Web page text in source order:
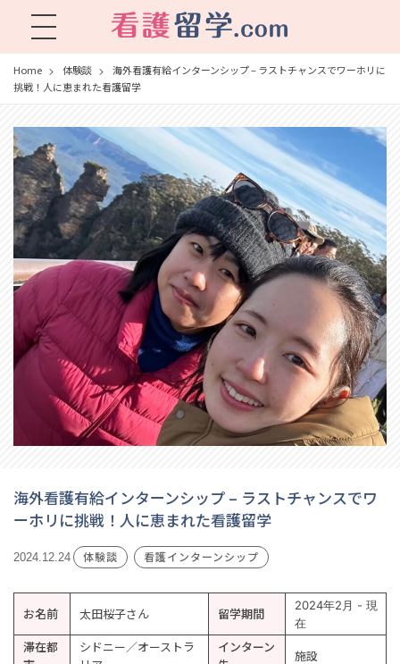
看護留学.com
World Avenueは海外就職、 永住を目指す看護留学をサポートします !
Home 体験談
海外看護有給インターンシップ – ラストチャンスでワーホリに
挑戦！人に恵まれた看護留学
海外看護有給インターンシップ – ラストチャンスでワ
ーホリに挑戦！人に恵まれた看護留学
2024.12.24 体験談 看護インターンシップ
お名前 太田桜子さん 留学期間
2024年2月 - 現
在
滞在都
シドニー／オーストラ
インターン
施設